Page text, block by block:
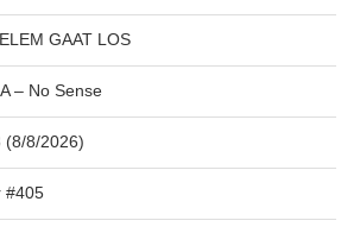
GAAT LOS
– No Sense
(8/8/2026)
#405